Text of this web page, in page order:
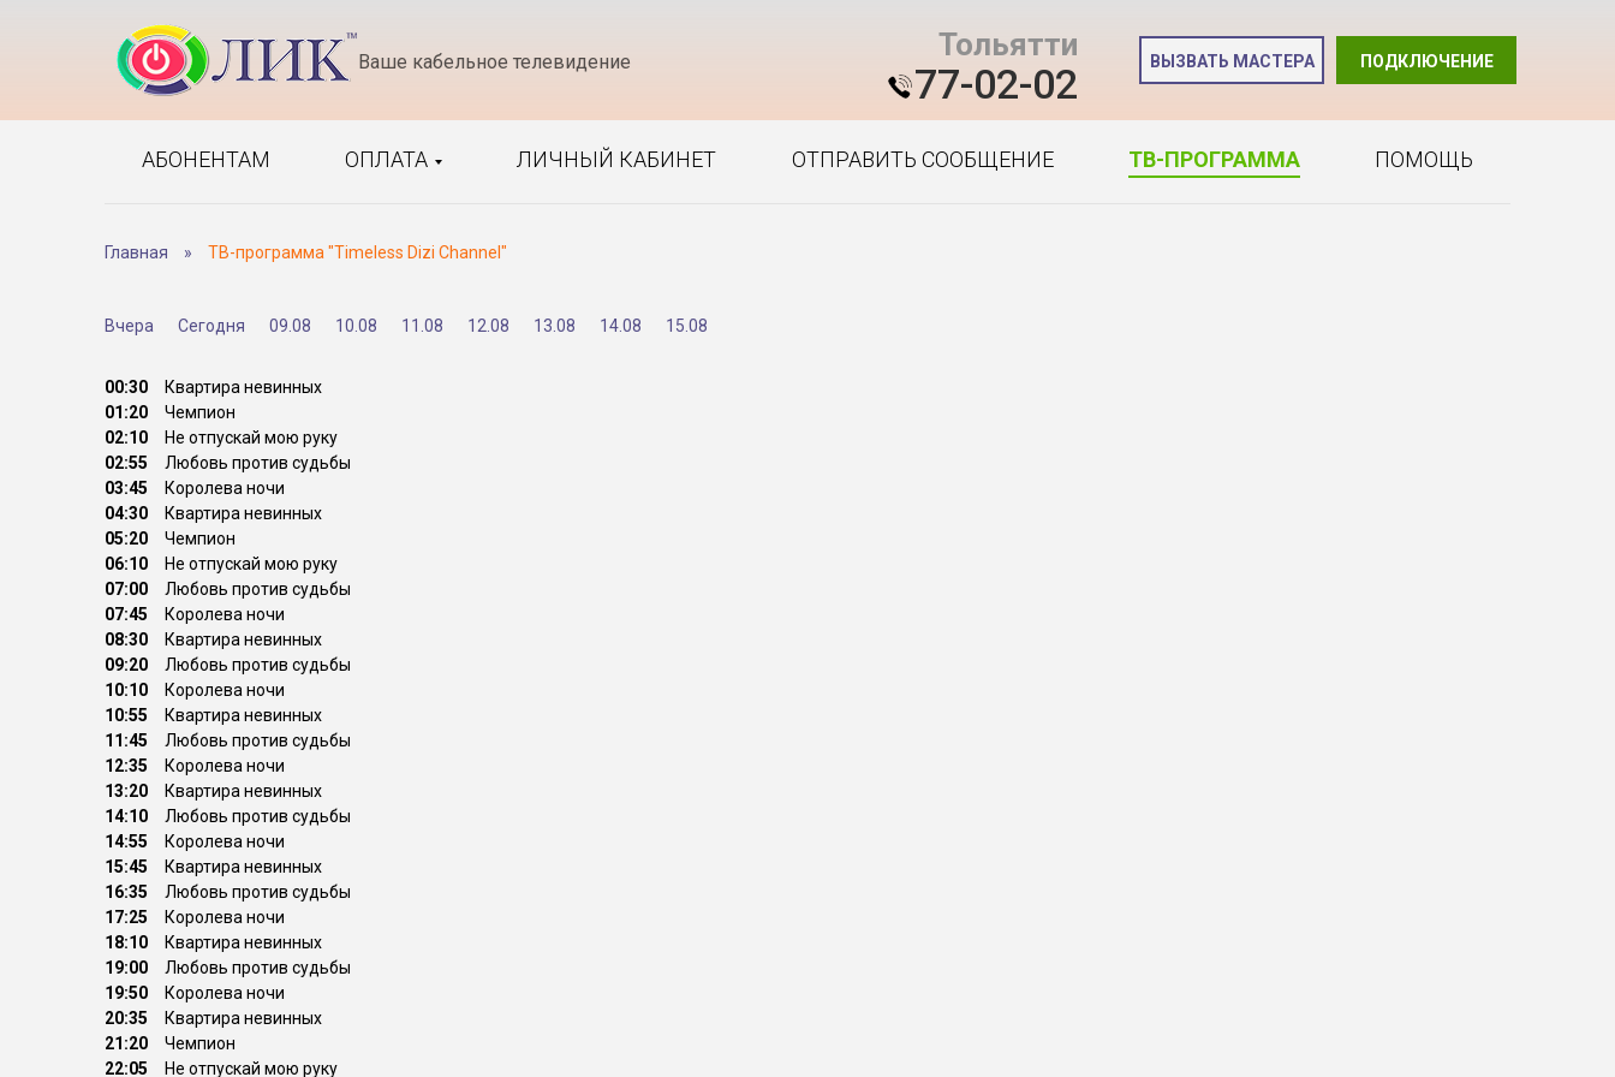
Ваше кабельное телевидение Тольятти
77-02-02 ПОДКЛЮЧЕНИЕ
ВЫЗВАТЬ МАСТЕРА
АБОНЕНТАМ ОПЛАТА ЛИЧНЫЙ КАБИНЕТ ОТПРАВИТЬ СООБЩЕНИЕ ТВ-ПРОГРАММА ПОМОЩЬ
Главная » ТВ-программа "Timeless Dizi Channel"
Вчера Сегодня 09.08 10.08 11.08 12.08 13.08 14.08 15.08
00:30
Квартира невинных
01:20
Чемпион
02:10
Не отпускай мою руку
02:55
Любовь против судьбы
03:45
Королева ночи
04:30
Квартира невинных
05:20
Чемпион
06:10
Не отпускай мою руку
07:00
Любовь против судьбы
07:45
Королева ночи
08:30
Квартира невинных
09:20
Любовь против судьбы
10:10
Королева ночи
10:55
Квартира невинных
11:45
Любовь против судьбы
12:35
Королева ночи
13:20
Квартира невинных
14:10
Любовь против судьбы
14:55
Королева ночи
15:45
Квартира невинных
16:35
Любовь против судьбы
17:25
Королева ночи
18:10
Квартира невинных
19:00
Любовь против судьбы
19:50
Королева ночи
20:35
Квартира невинных
21:20
Чемпион
22:05
Не отпускай мою руку